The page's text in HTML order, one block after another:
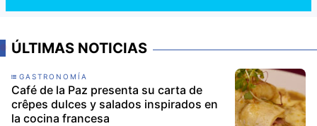
ÚLTIMAS NOTICIAS
GASTRONOMÍA
Café de la Paz presenta su carta de
crêpes dulces y salados inspirados en
la cocina francesa